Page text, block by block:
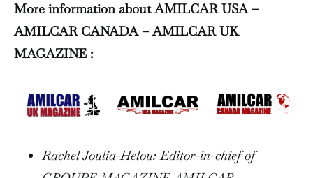
More information about AMILCAR USA –
AMILCAR CANADA – AMILCAR UK
MAGAZINE :
Rachel Joulia-Helou: Editor-in-chief of